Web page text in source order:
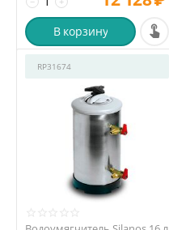
В корзину
RP31674